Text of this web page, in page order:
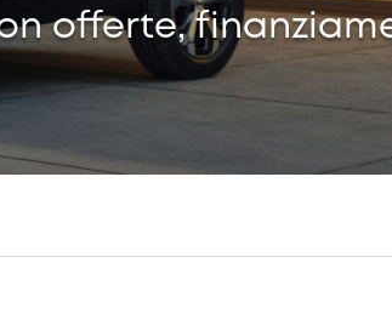
offerte,